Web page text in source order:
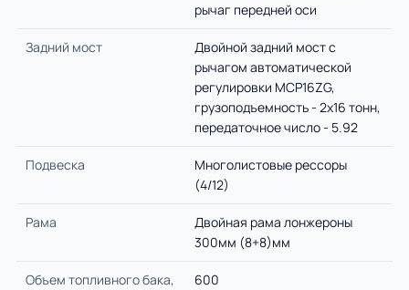
рычаг передней оси
Задний мост
Двойной задний мост с
рычагом автоматической
регулировки MCP16ZG,
грузоподъемность - 2х16 тонн,
передаточное число - 5.92
Подвеска
Многолистовые рессоры
(4/12)
Рама
Двойная рама лонжероны
300мм (8+8)мм
Объем топливного бака,
600